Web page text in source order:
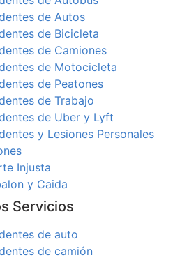
de Autos
de Bicicleta
de Camiones
de Motocicleta
de Peatones
de Trabajo
de Uber y Lyft
y Lesiones Personales
Injusta
y Caida
Servicios
de auto
de camión